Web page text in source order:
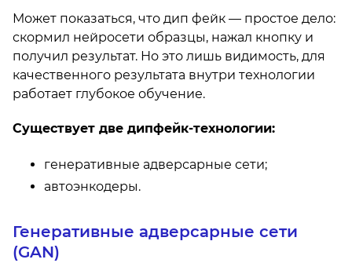
Может показаться, что дип фейк — простое дело:
скормил нейросети образцы, нажал кнопку и
получил результат. Но это лишь видимость, для
качественного результата внутри технологии
работает глубокое обучение.
Существует две дипфейк-технологии:
генеративные адверсарные сети;
автоэнкодеры.
Генеративные адверсарные сети
(GAN)